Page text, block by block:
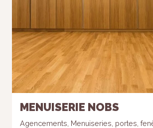
MENUISERIE NOBS
Agencements, Menuiseries, portes,